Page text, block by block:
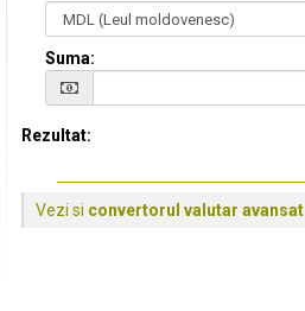
Suma:
Rezultat:
Vezi si convertorul valutar avansat